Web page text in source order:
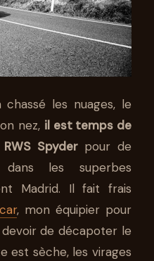
les nuages, le
nez, il est temps de
Spyderpour de
les superbes
Madrid. Il fait frais
, mon équipier pour
de décapoter le
est sèche, les virages